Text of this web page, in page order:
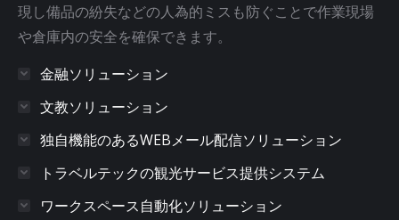
現し備品の紛失などの人為的ミスも防ぐことで作業現場
や倉庫内の安全を確保できます。
金融ソリューション
文教ソリューション
独自機能のあるWEBメール配信ソリューション
トラベルテックの観光サービス提供システム
ワークスペース自動化ソリューション